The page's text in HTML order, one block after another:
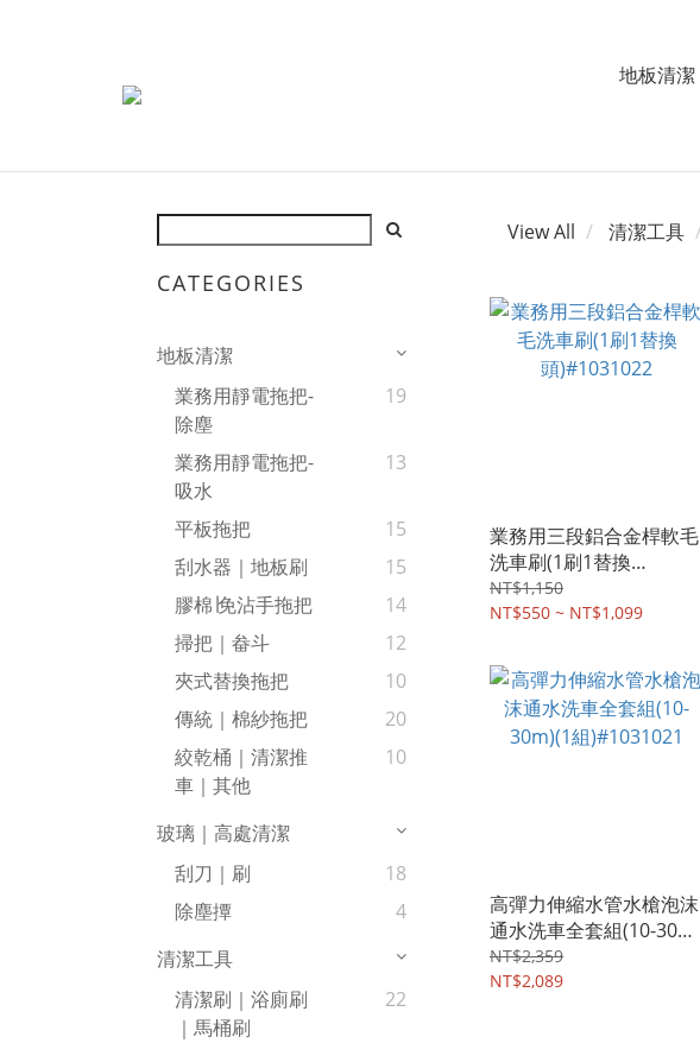
地板清潔
CATEGORIES
地板清潔
業務用靜電拖把-
除塵
19
業務用靜電拖把-
吸水
13
平板拖把
15
刮水器｜地板刷
15
膠棉∣免沾手拖把
14
掃把｜畚斗
12
夾式替換拖把
10
傳統｜棉紗拖把
20
絞乾桶｜清潔推
車｜其他
10
玻璃｜高處清潔
刮刀｜刷
18
除塵撢
4
清潔工具
清潔刷｜浴廁刷
｜馬桶刷
22
View All 清潔工具
業務用三段鋁合金桿軟毛
洗車刷(1刷1替換
頭)#1031022
NT$1,150
NT$550 ~ NT$1,099
高彈力伸縮水管水槍泡沫
通水洗車全套組(10-30m)
(1組)#1031021
NT$2,359
NT$2,089